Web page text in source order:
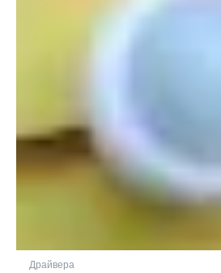
Драйвера